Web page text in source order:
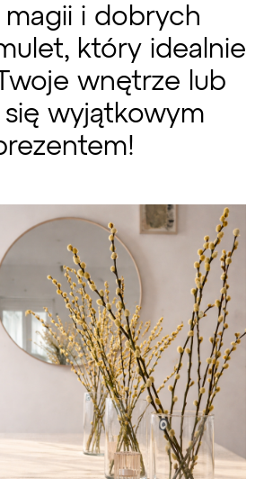
magii i dobrych
który idealnie
wnętrze lub
wyjątkowym